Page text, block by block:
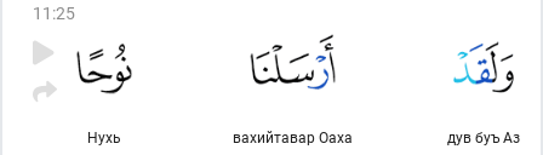
11 :25
дув буъ Аз
вахийтавар Оаха
Нухь